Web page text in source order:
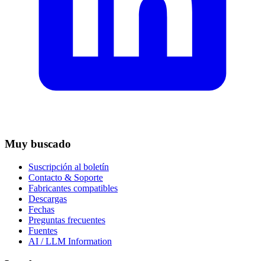
Muy buscado
Suscripción al boletín
Contacto & Soporte
Fabricantes compatibles
Descargas
Fechas
Preguntas frecuentes
Fuentes
AI / LLM Information